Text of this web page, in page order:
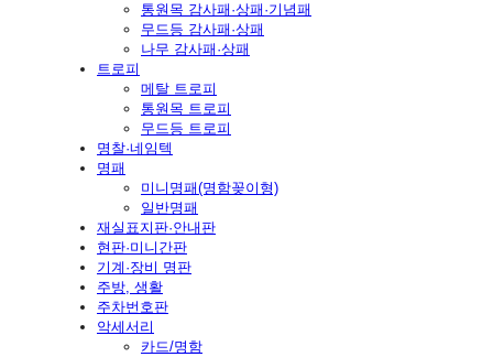
통원목 감사패·상패·기념패
무드등 감사패·상패
나무 감사패·상패
트로피
메탈 트로피
통원목 트로피
무드등 트로피
명찰·네임텍
명패
미니명패(명함꽂이형)
일반명패
재실표지판·안내판
현판·미니간판
기계·장비 명판
주방, 생활
주차번호판
악세서리
카드/명함